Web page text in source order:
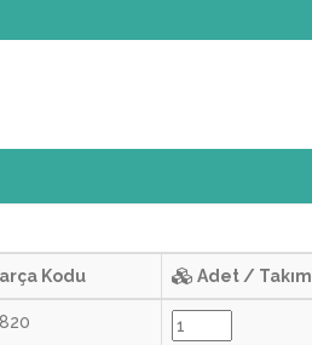
Kodu Adet / Takım